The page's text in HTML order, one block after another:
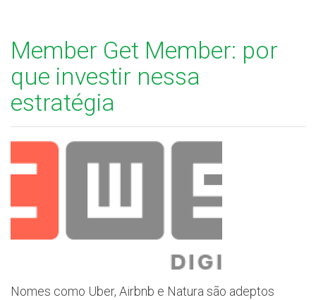
Member Get Member: por
que investir nessa
estratégia
Nomes como Uber, Airbnb e Natura são adeptos